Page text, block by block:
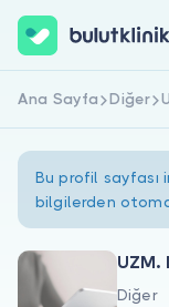
Hemen
Ana Sayfa Diğer
Bu profil sayfası
bilgilerden
UZM.
Diğer